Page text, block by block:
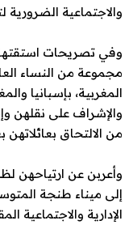
الضرورية
تصريحات استقتها
من النساء
بإسبانيا
على نقلهن
الالتحاق بعائلاتهن
عن ارتياحهن
ميناء طنجة
والاجتماعية